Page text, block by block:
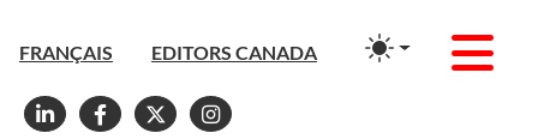
FRANÇAIS EDITORS CANADA
Linkedin
Facebook
X Instagram